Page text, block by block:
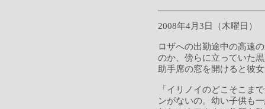
2008年4月3日（木曜日）
ロザへの出勤途中の高速
のか、傍らに立っていた
助手席の窓を開けると彼
「イリノイのどこそこま
ンがないの。幼い子供も